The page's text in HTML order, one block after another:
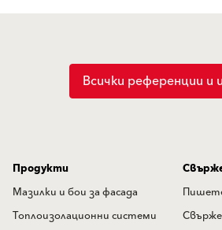
Всички референции и
Продукти
Мазилки и бои за фасада
Топлоизолационни системи